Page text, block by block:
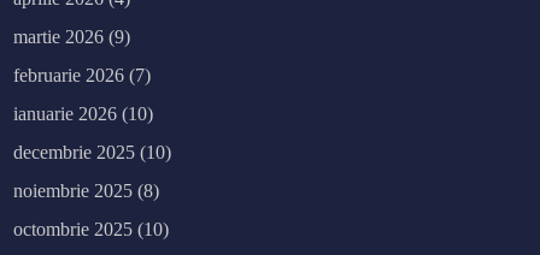
martie 2026 (9)
februarie 2026 (7)
ianuarie 2026 (10)
decembrie 2025 (10)
noiembrie 2025 (8)
octombrie 2025 (10)